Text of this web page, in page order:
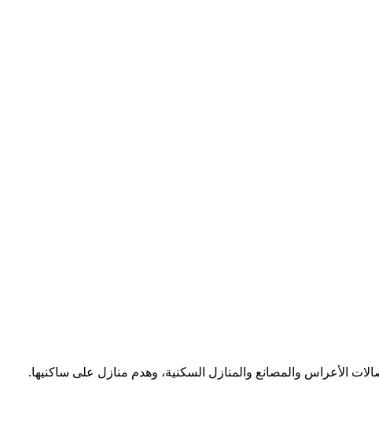
الأعراس والمصانع والمنازل السكنية، وهدم منازل على ساكنيها.